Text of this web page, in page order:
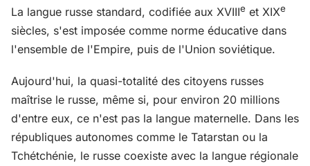
La langue russe standard, codifiée aux XVIIIe et XIXe
siècles, s'est imposée comme norme éducative dans
l'ensemble de l'Empire, puis de l'Union soviétique.
Aujourd'hui, la quasi-totalité des citoyens russes
maîtrise le russe, même si, pour environ 20 millions
d'entre eux, ce n'est pas la langue maternelle. Dans les
républiques autonomes comme le Tatarstan ou la
Tchétchénie, le russe coexiste avec la langue régionale